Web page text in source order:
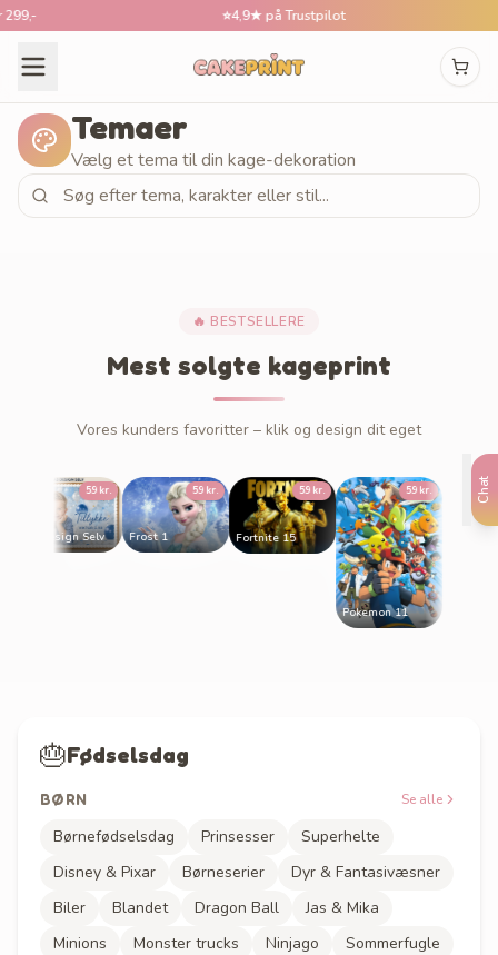
Chat
4,9★ på Trustpilot
Temaer
Vælg et tema til din kage-dekoration
🔥 BESTSELLERE
Mest solgte kageprint
Vores kunders favoritter – klik og design dit eget
A3 Design Selv
59 kr.
Frost 1
59 kr.
Fortnite 15
59 kr.
Pokemon 11
59 kr.
Demon
🎂Fødselsdag
BØRN Se alle
Børnefødselsdag Prinsesser
Superhelte
Disney & Pixar
Børneserier
Dyr & Fantasivæsner
Biler
Blandet Dragon Ball
Jas & Mika
Minions
Monster trucks Ninjago
Sommerfugle